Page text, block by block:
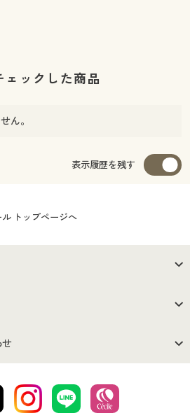
ェックした商品
ん。
表示履歴を残す
トップページへ
会社案内